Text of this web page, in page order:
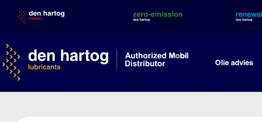
content
Olie advies